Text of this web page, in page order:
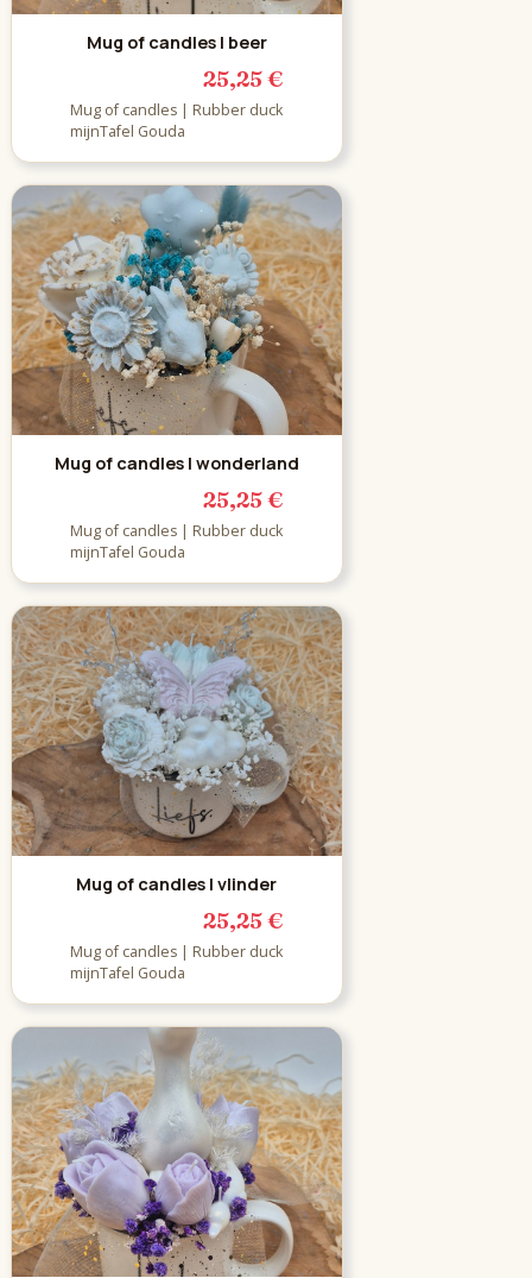
Mug of candles | beer
25,25 €
Mug of candles | Rubber duck
mijnTafel Gouda
Mug of candles | wonderland
25,25 €
Mug of candles | Rubber duck
mijnTafel Gouda
Mug of candles | vlinder
25,25 €
Mug of candles | Rubber duck
mijnTafel Gouda